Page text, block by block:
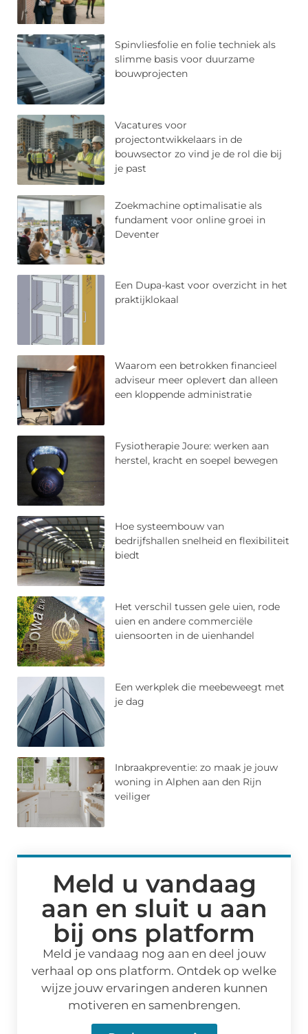
Spinvliesfolie en folie techniek als
slimme basis voor duurzame
bouwprojecten
Vacatures voor
projectontwikkelaars in de
bouwsector zo vind je de rol die bij
je past
Zoekmachine optimalisatie als
fundament voor online groei in
Deventer
Een Dupa-kast voor overzicht in het
praktijklokaal
Waarom een betrokken financieel
adviseur meer oplevert dan alleen
een kloppende administratie
Fysiotherapie Joure: werken aan
herstel, kracht en soepel bewegen
Hoe systeembouw van
bedrijfshallen snelheid en flexibiliteit
biedt
Het verschil tussen gele uien, rode
uien en andere commerciële
uiensoorten in de uienhandel
Een werkplek die meebeweegt met
je dag
Inbraakpreventie: zo maak je jouw
woning in Alphen aan den Rijn
veiliger
Meld u vandaag
aan en sluit u aan
bij ons platform
Meld je vandaag nog aan en deel jouw
verhaal op ons platform. Ontdek op welke
wijze jouw ervaringen anderen kunnen
motiveren en samenbrengen.